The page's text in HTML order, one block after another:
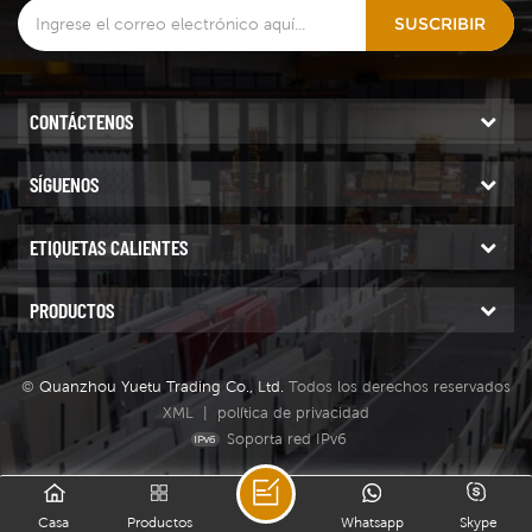
fabricantes de piedra.
SUSCRIBIR
CONTÁCTENOS
SÍGUENOS
ETIQUETAS CALIENTES
PRODUCTOS
© Quanzhou Yuetu Trading Co., Ltd. Todos los derechos reservados
XML
| política de privacidad
Soporta red IPv6
Casa Productos Skype
Whatsapp